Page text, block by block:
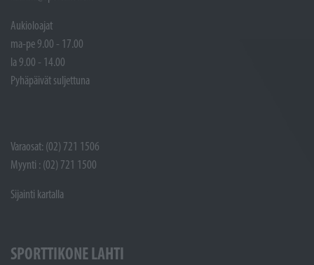
Aukioloajat
ma-pe 9.00 - 17.00
la 9.00 - 14.00
Pyhäpäivät suljettuna
Varaosat: (02) 721 1506
Myynti : (02) 721 1500
Sijainti kartalla
SPORTTIKONE LAHTI